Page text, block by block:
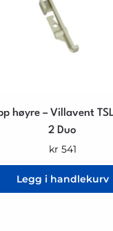
høyre – Villavent
2 Duo
kr 541
Legg i handlekurv